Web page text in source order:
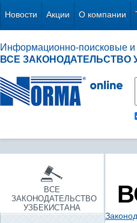
Новости Акции О компании
Информационно-поисковые и
ВСЕ ЗАКОНОДАТЕЛЬСТВО
ВСЕ
ЗАКОНОДАТЕЛЬСТВО
УЗБЕКИСТАНА